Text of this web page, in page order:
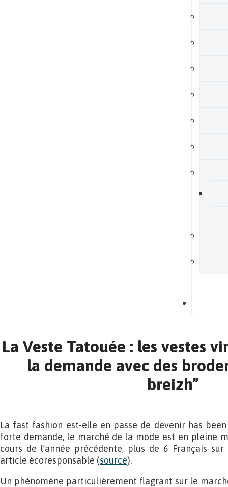
La Veste Tatouée : les vestes
la demande avec des
breizh”
La fast fashion est-elle en passe de devenir has
forte demande, le marché de la mode est en pleine
cours de l’année précédente, plus de 6 Français
article écoresponsable (source).
Un phénomène particulièrement flagrant sur le